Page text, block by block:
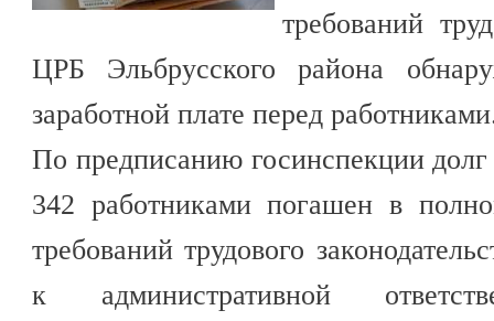
требований
ЦРБ Эльбрусского района
заработной плате перед
По предписанию госинспекции
342 работниками погашен в
требований трудового
к административной